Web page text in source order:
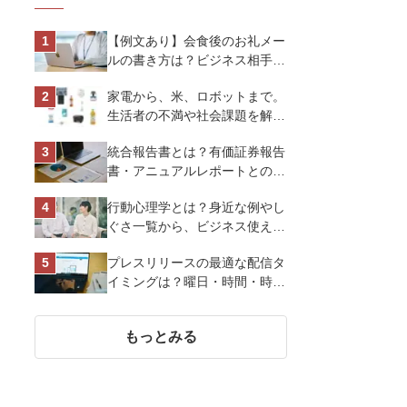
【例文あり】会食後のお礼メー
ルの書き方は？ビジネス相手に
トを解説
家電から、米、ロボットまで。
生活者の不満や社会課題を解決
スオーヤマ株式会社
統合報告書とは？有価証券報告
書・アニュアルレポートとの違
行動心理学とは？身近な例やし
ぐさ一覧から、ビジネス使える
プレスリリースの最適な配信タ
イミングは？曜日・時間・時期
化させよう
もっとみる